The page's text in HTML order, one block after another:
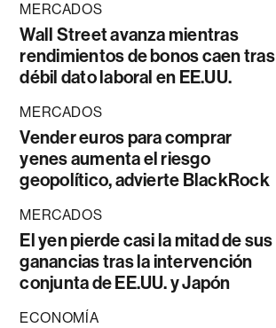
MERCADOS
Wall Street avanza mientras
rendimientos de bonos caen tras
débil dato laboral en EE.UU.
MERCADOS
Vender euros para comprar
yenes aumenta el riesgo
geopolítico, advierte BlackRock
MERCADOS
El yen pierde casi la mitad de sus
ganancias tras la intervención
conjunta de EE.UU. y Japón
ECONOMÍA